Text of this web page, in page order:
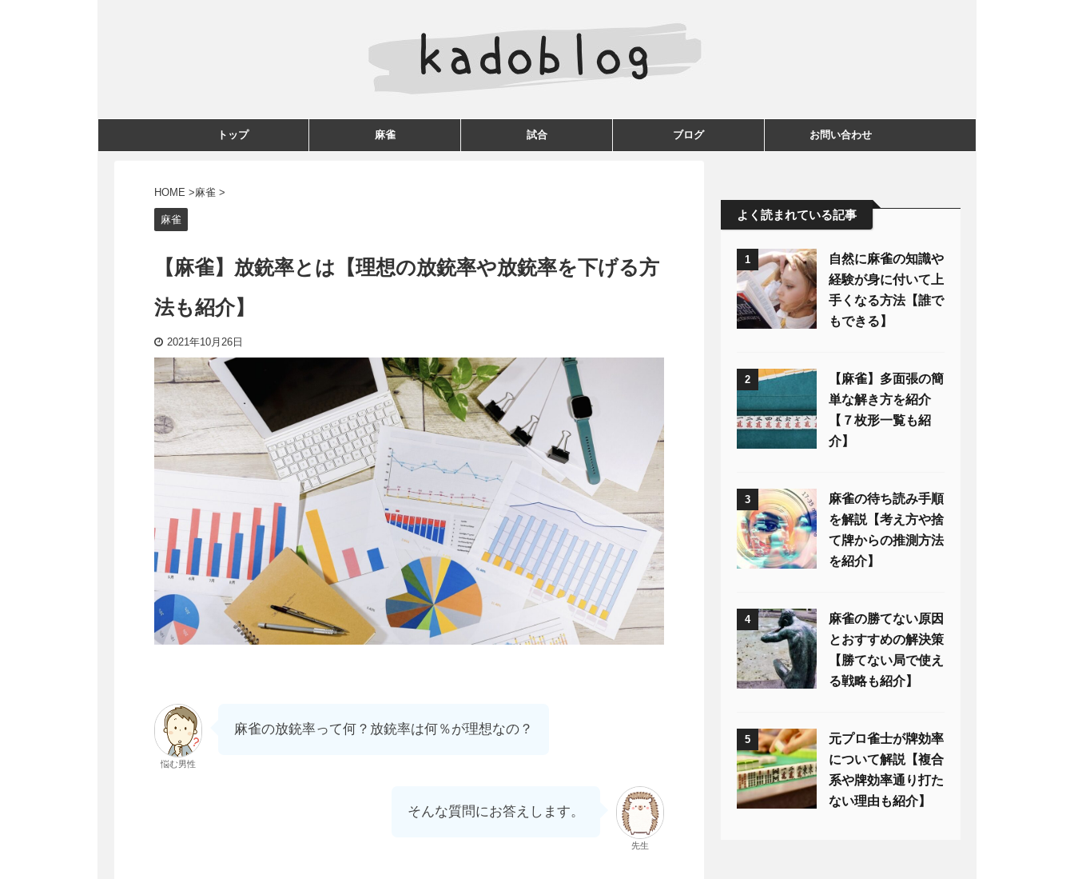
トップ 麻雀 試合 ブログ お問い合わせ
HOME >麻雀 >
麻雀
【麻雀】放銃率とは【理想の放銃率や放銃率を下げる方
法も紹介】
2021年10月26日
悩む男性
麻雀の放銃率って何？放銃率は何％が理想なの？
そんな質問にお答えします。
先生
よく読まれている記事
1
自然に麻雀の知識や
経験が身に付いて上
手くなる方法【誰で
もできる】
2
【麻雀】多面張の簡
単な解き方を紹介
【７枚形一覧も紹
介】
3
麻雀の待ち読み手順
を解説【考え方や捨
て牌からの推測方法
を紹介】
4
麻雀の勝てない原因
とおすすめの解決策
【勝てない局で使え
る戦略も紹介】
5
元プロ雀士が牌効率
について解説【複合
系や牌効率通り打た
ない理由も紹介】